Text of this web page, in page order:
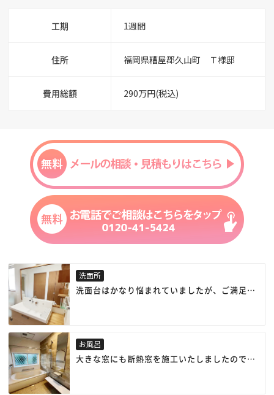
工期 1週間
住所 福岡県糟屋郡久山町 Ｔ様邸
費用総額 290万円(税込)
洗面所
洗面台はかなり悩まれていましたが、ご満足い
お風呂
大きな窓にも断熱窓を施工いたしましたので、